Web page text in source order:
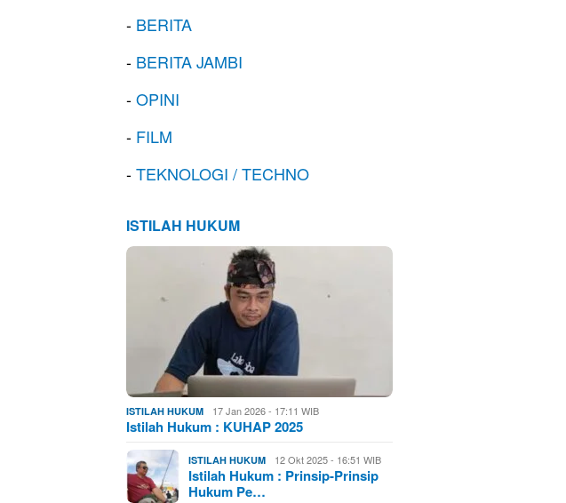
- BERITA
- BERITA JAMBI
-OPINI
- FILM
-TEKNOLOGI / TECHNO
ISTILAH HUKUM
ISTILAH HUKUM 17 Jan 2026 - 17:11 WIB
Istilah Hukum : KUHAP 2025
ISTILAH HUKUM 12 Okt 2025 - 16:51 WIB
Istilah Hukum : Prinsip-Prinsip
Hukum Pe…